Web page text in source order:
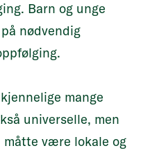
Barn og unge
nødvendig
mange
universelle, men
være lokale og